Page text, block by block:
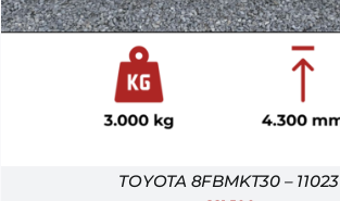
TOYOTA 8FBMKT30 – 11023